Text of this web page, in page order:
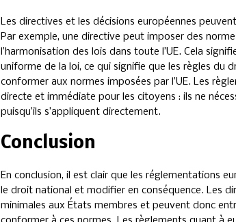
Les directives et les décisions européennes
Par exemple, une directive peut imposer des
l’harmonisation des lois dans toute l’UE. Cela
uniforme de la loi, ce qui signifie que les règles du
conformer aux normes imposées par l’UE. Les
directe et immédiate pour les citoyens : ils ne
puisqu’ils s’appliquent directement.
Conclusion
En conclusion, il est clair que les réglementations
le droit national et modifier en conséquence. Les
minimales aux États membres et peuvent donc